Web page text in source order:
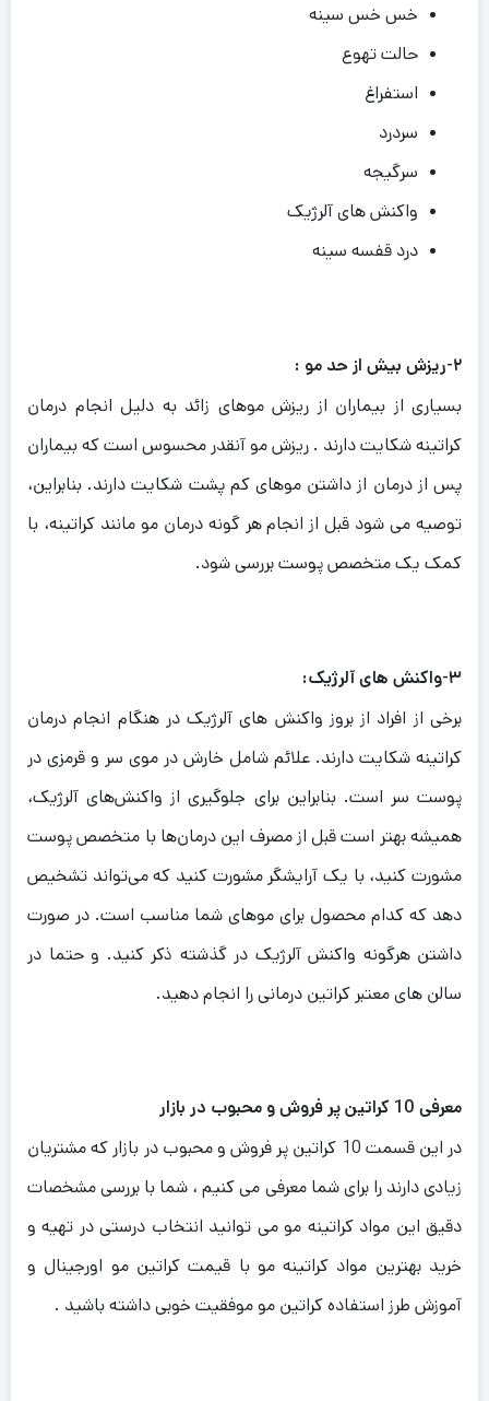
خس خس سینه
حالت تهوع
استفراغ
سردرد
سرگیجه
واکنش های آلرژیک
درد قفسه سینه
۲-ریزش بیش از حد مو :
بسیاری از بیماران از ریزش موهای زائد به دلیل انجام درمان
کراتینه شکایت دارند . ریزش مو آنقدر محسوس است که بیماران
پس از درمان از داشتن موهای کم پشت شکایت دارند. بنابراین،
توصیه می شود قبل از انجام هر گونه درمان مو مانند کراتینه، با
کمک یک متخصص پوست بررسی شود.
۳-واکنش های آلرژیک:
برخی از افراد از بروز واکنش های آلرژیک در هنگام انجام درمان
کراتینه شکایت دارند. علائم شامل خارش در موی سر و قرمزی در
پوست سر است. بنابراین برای جلوگیری از واکنش‌های آلرژیک،
همیشه بهتر است قبل از مصرف این درمان‌ها با متخصص پوست
مشورت کنید، با یک آرایشگر مشورت کنید که می‌تواند تشخیص
دهد که کدام محصول برای موهای شما مناسب است. در صورت
داشتن هرگونه واکنش آلرژیک در گذشته ذکر کنید. و حتما در
سالن های معتبر کراتین درمانی را انجام دهید.
معرفی 10 کراتین پر فروش و محبوب در بازار
در این قسمت 10 کراتین پر فروش و محبوب در بازار که مشتریان
زیادی دارند را برای شما معرفی می کنیم ، شما با بررسی مشخصات
دقیق این مواد کراتینه مو می توانید انتخاب درستی در تهیه و
خرید بهترین مواد کراتینه مو با قیمت کراتین مو اورجینال و
آموزش طرز استفاده کراتین مو موفقیت خوبی داشته باشید .